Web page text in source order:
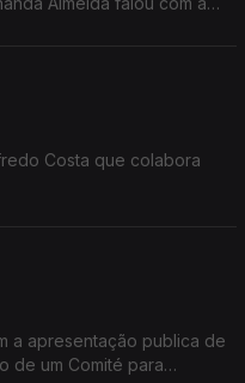
Costa que colabora
a apresentação publica de
de um Comité para